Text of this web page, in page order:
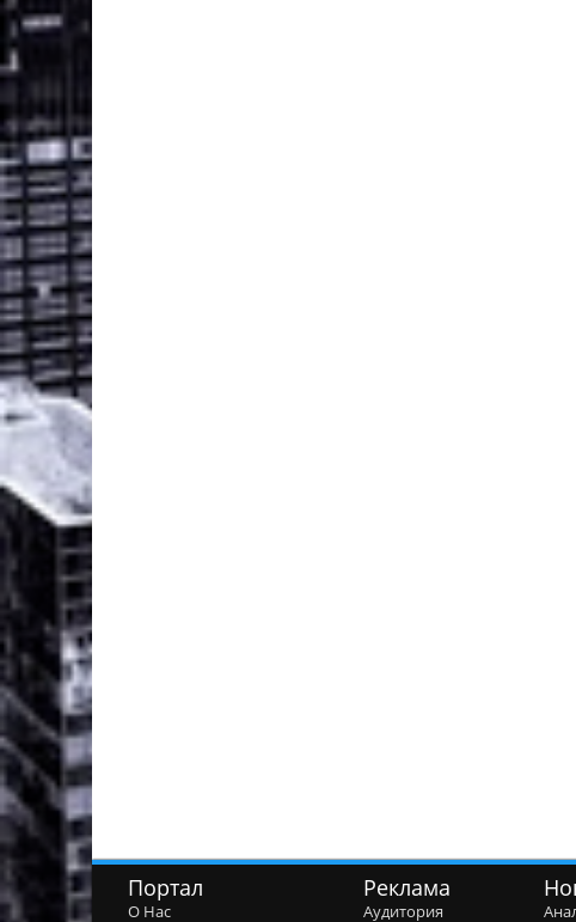
Портал
О Нас
Реклама
Аудитория